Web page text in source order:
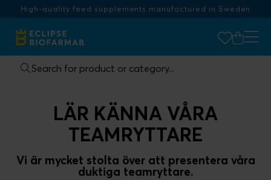
High-quality feed supplements manufactured in Sweden
LÄR KÄNNA VÅRA
TEAMRYTTARE
Vi är mycket stolta över att presentera våra
duktiga teamryttare.